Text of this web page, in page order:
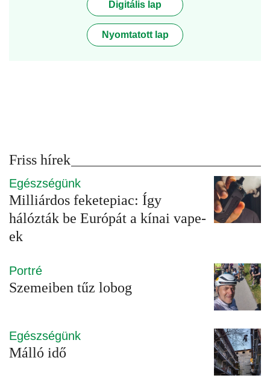
Digitális lap
Nyomtatott lap
Friss hírek
Egészségünk
Milliárdos feketepiac: Így
hálózták be Európát a kínai vape-
ek
Portré
Szemeiben tűz lobog
Egészségünk
Málló idő